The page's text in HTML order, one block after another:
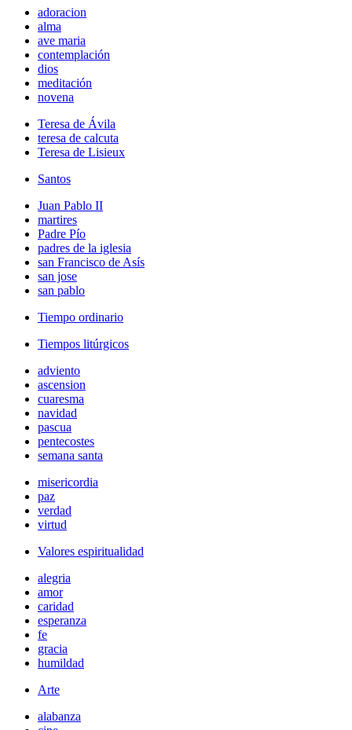
adoracion
alma
ave maria
contemplación
dios
meditación
novena
Teresa de Ávila
teresa de calcuta
Teresa de Lisieux
Santos
Juan Pablo II
martires
Padre Pío
padres de la iglesia
san Francisco de Asís
san jose
san pablo
Tiempo ordinario
Tiempos litúrgicos
adviento
ascension
cuaresma
navidad
pascua
pentecostes
semana santa
misericordia
paz
verdad
virtud
Valores espiritualidad
alegria
amor
caridad
esperanza
fe
gracia
humildad
Arte
alabanza